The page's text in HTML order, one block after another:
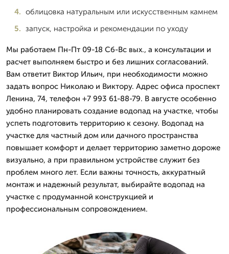
облицовка натуральным или искусственным камнем
запуск, настройка и рекомендации по уходу
Мы работаем Пн-Пт 09-18 Сб-Вс вых., а консультации и
расчет выполняем быстро и без лишних согласований.
Вам ответит Виктор Ильич, при необходимости можно
задать вопрос Николаю и Виктору. Адрес офиса проспект
Ленина, 74, телефон +7 993 61-88-79. В августе особенно
удобно планировать создание водопад на участке, чтобы
успеть подготовить территорию к сезону. Водопад на
участке для частный дом или дачного пространства
повышает комфорт и делает территорию заметно дороже
визуально, а при правильном устройстве служит без
проблем много лет. Если важны точность, аккуратный
монтаж и надежный результат, выбирайте водопад на
участке с продуманной конструкцией и
профессиональным сопровождением.